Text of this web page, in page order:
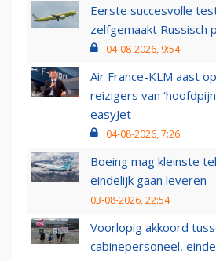
Eerste succesvolle
zelfgemaakt Russisch
04-08-2026, 9:54
Air France-KLM aast
reizigers van
easyJet
04-08-2026, 7:26
Boeing mag kleinste
eindelijk gaan leveren
03-08-2026, 22:54
Voorlopig akkoord
cabinepersoneel,